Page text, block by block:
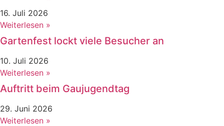
16. Juli 2026
Weiterlesen »
Gartenfest lockt viele Besucher an
10. Juli 2026
Weiterlesen »
Auftritt beim Gaujugendtag
29. Juni 2026
Weiterlesen »